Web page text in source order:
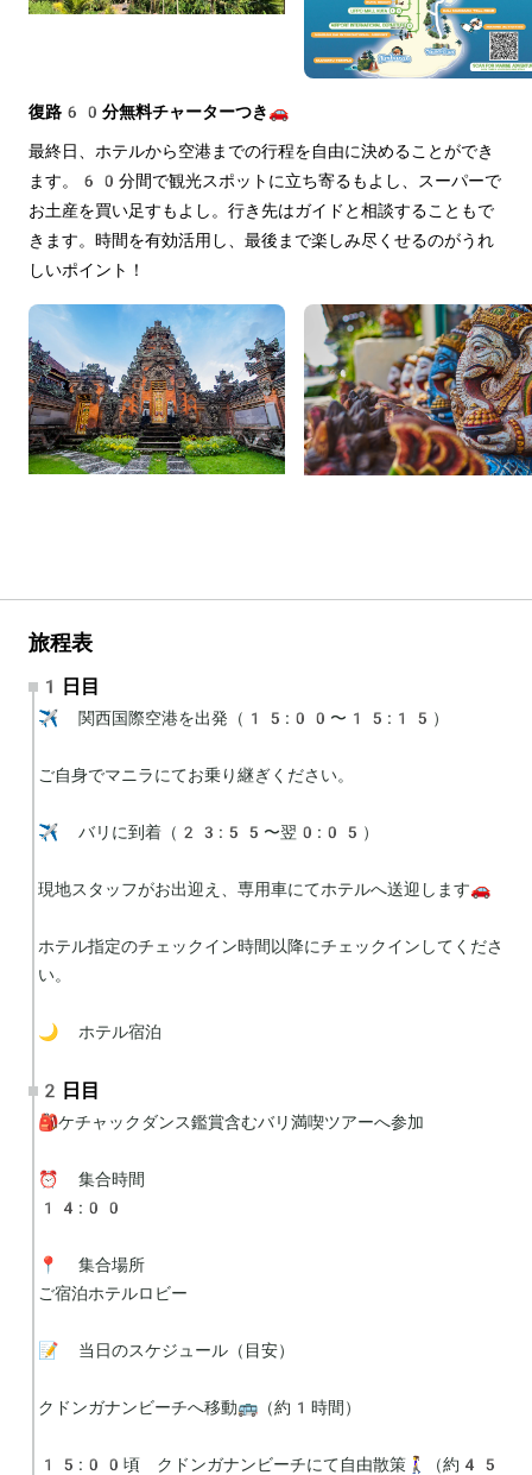
復路60分無料チャーターつき🚗
最終日、ホテルから空港までの行程を自由に決めることができ
ます。60分間で観光スポットに立ち寄るもよし、スーパーで
お土産を買い足すもよし。行き先はガイドと相談することもで
きます。時間を有効活用し、最後まで楽しみ尽くせるのがうれ
しいポイント！
旅程表
1日目
✈️ 関西国際空港を出発（15:00〜15:15）
ご自身でマニラにてお乗り継ぎください。
✈️ バリに到着（23:55〜翌0:05）
現地スタッフがお出迎え、専用車にてホテルへ送迎します🚗
ホテル指定のチェックイン時間以降にチェックインしてくださ
い。
🌙 ホテル宿泊
2日目
🎒ケチャックダンス鑑賞含むバリ満喫ツアーへ参加
⏰ 集合時間
14:00
📍 集合場所
ご宿泊ホテルロビー
📝 当日のスケジュール（目安）
クドンガナンビーチへ移動🚌（約1時間）
15:00頃　クドンガナンビーチにて自由散策🚶‍♀️（約45